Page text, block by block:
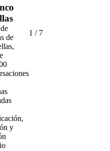
de
y
1 / 7